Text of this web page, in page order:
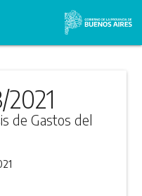
de Gastos del